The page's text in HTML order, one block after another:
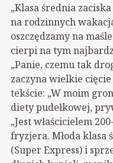
„Klasa średnia
na rodzinnych
oszczędzamy na
cierpi na tym
„Panie, czemu tak
zaczyna wielkie
tekście: „W moim
diety pudełkowej,
„Jestwłaścicielem
fryzjera. Młoda klasa
(Super Express) i